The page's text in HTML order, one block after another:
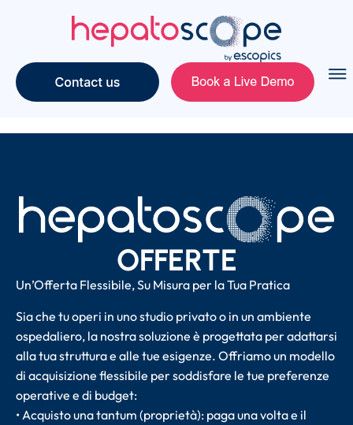
OFFERTE
Un’Offerta Flessibile, Su Misura per la Tua Pratica
Sia che tu operi in uno studio privato o in un ambiente
ospedaliero, la nostra soluzione è progettata per adattarsi
alla tua struttura e alle tue esigenze. Offriamo un modello
di acquisizione flessibile per soddisfare le tue preferenze
operative e di budget:
• Acquisto una tantum (proprietà): paga una volta e il